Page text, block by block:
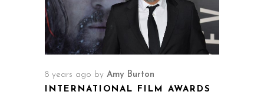
8 years ago by Amy Burton
INTERNATIONAL FILM AWARDS